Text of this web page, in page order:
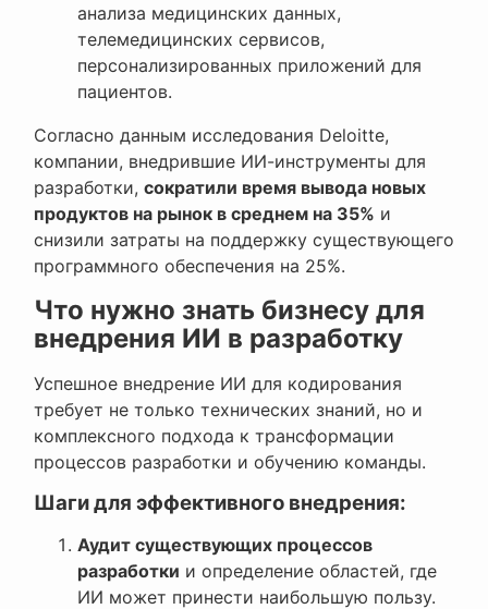
анализа медицинских данных,
телемедицинских сервисов,
персонализированных приложений для
пациентов.
Согласно данным исследования Deloitte,
компании, внедрившие ИИ-инструменты для
разработки, сократили время вывода новых
продуктов на рынок в среднем на 35% и
снизили затраты на поддержку существующего
программного обеспечения на 25%.
Что нужно знать бизнесу для
внедрения ИИ в разработку
Успешное внедрение ИИ для кодирования
требует не только технических знаний, но и
комплексного подхода к трансформации
процессов разработки и обучению команды.
Шаги для эффективного внедрения:
Аудит существующих процессов
разработки и определение областей, где
ИИ может принести наибольшую пользу.